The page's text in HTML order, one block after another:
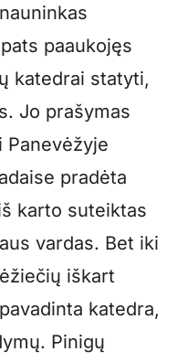
paaukojęs
katedrai statyti,
Jo prašymas
Panevėžyje
pradėta
karto suteiktas
vardas. Bet iki
iškart
katedra,
Pinigų